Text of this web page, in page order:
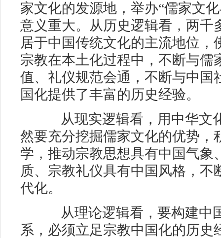
家文化的发源地，举办“儒家文
意义重大。从历史逻辑看，两千
居于中国传统文化的主流地位，
宗教在本土化过程中，不断与儒
值、礼仪规范会通，不断与中国
国化提供了丰富的历史经验。
从现实逻辑看，用中华文
然要充分挖掘儒家文化的优势，
学，推动宗教思想具有中国气象
质、宗教礼仪具有中国风格，不
代化。
从理论逻辑看，要构建中
系，必须立足宗教中国化的历史